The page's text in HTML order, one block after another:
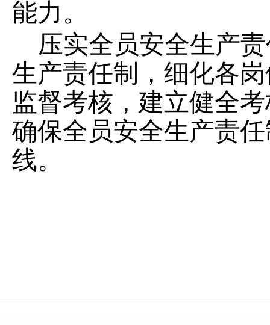
能力。
压实全员安全生产
生产责任制，细化各
监督考核，建立健全
确保全员安全生产责
线。